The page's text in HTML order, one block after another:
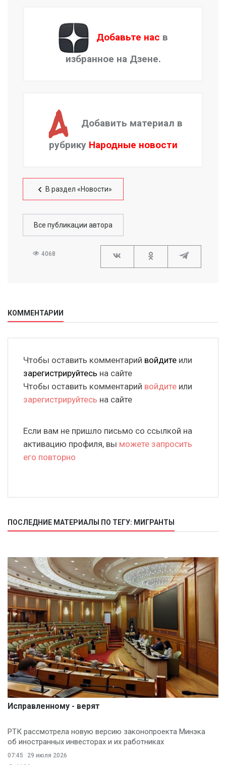
Добавьте нас в
избранное на Дзене.
Добавить материал в
рубрику Народные новости
В раздел «Новости»
Все публикации автора
4068
КОММЕНТАРИИ
Чтобы оставить комментарий войдите или
зарегистрируйтесь на сайте
Чтобы оставить комментарий войдите или
зарегистрируйтесь на сайте
Если вам не пришло письмо со ссылкой на
активацию профиля, вы можете запросить
его повторно
ПОСЛЕДНИЕ МАТЕРИАЛЫ ПО ТЕГУ: МИГРАНТЫ
Исправленному - верят
РТК рассмотрела новую версию законопроекта Минэка
об иностранных инвесторах и их работниках
07:45
29 июля 2026